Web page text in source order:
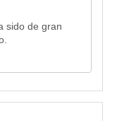
sido de gran